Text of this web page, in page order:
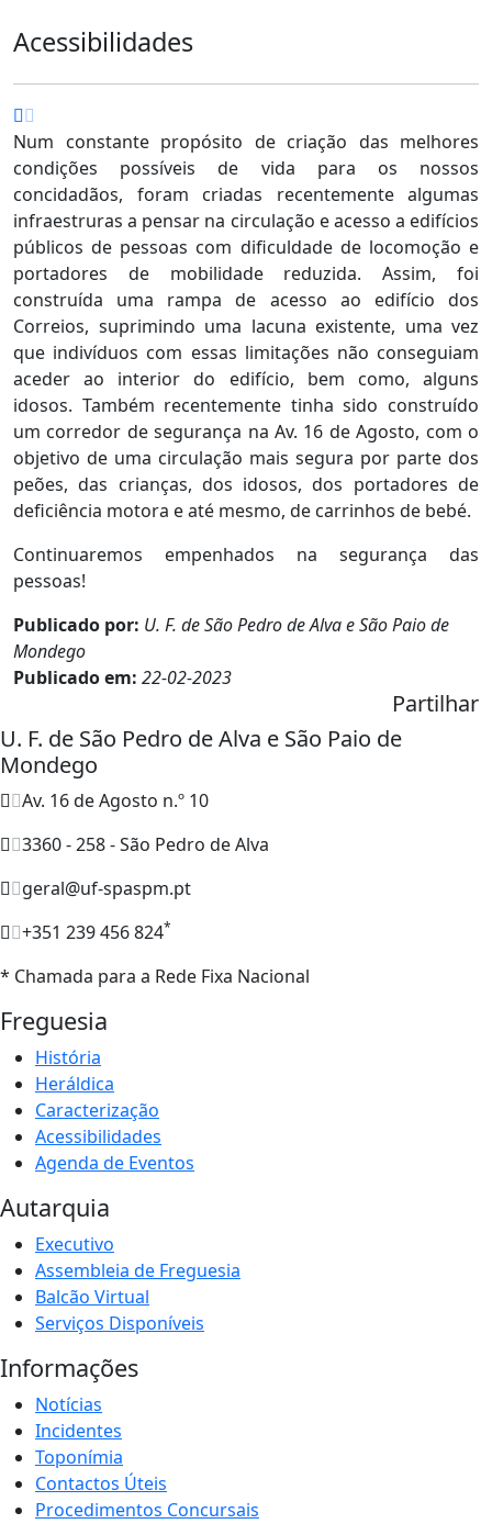
Acessibilidades
Num constante propósito de criação das melhores
condições possíveis de vida para os nossos
concidadãos, foram criadas recentemente algumas
infraestruras a pensar na circulação e acesso a edifícios
públicos de pessoas com dificuldade de locomoção e
portadores de mobilidade reduzida. Assim, foi
construída uma rampa de acesso ao edifício dos
Correios, suprimindo uma lacuna existente, uma vez
que indivíduos com essas limitações não conseguiam
aceder ao interior do edifício, bem como, alguns
idosos. Também recentemente tinha sido construído
um corredor de segurança na Av. 16 de Agosto, com o
objetivo de uma circulação mais segura por parte dos
peões, das crianças, dos idosos, dos portadores de
deficiência motora e até mesmo, de carrinhos de bebé.
Continuaremos empenhados na segurança das
pessoas!
Publicado por: U. F. de São Pedro de Alva e São Paio de
Mondego
Publicado em: 22-02-2023
Partilhar
U. F. de São Pedro de Alva e São Paio de
Mondego
Av. 16 de Agosto n.º 10
3360 - 258 - São Pedro de Alva
geral@uf-spaspm.pt
+351 239 456 824*
* Chamada para a Rede Fixa Nacional
Freguesia
História
Heráldica
Caracterização
Acessibilidades
Agenda de Eventos
Autarquia
Executivo
Assembleia de Freguesia
Balcão Virtual
Serviços Disponíveis
Informações
Notícias
Incidentes
Toponímia
Contactos Úteis
Procedimentos Concursais